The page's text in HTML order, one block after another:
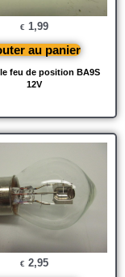
feu de position BA9S
12V
€ 1,99
au panier
€ 2,95